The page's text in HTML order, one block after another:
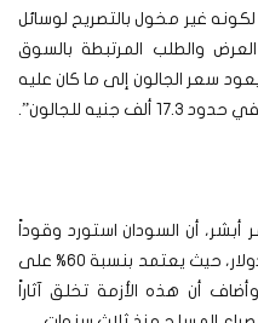
غير مخول بالتصريح لوسائل
العرض والطلب المرتبطة بالسوق
سعر الجالون إلى ما كان عليه
للجالون”.
أبشر، أن السودان استورد وقوداً
في عام 2025 بقيمة تفوق 1.2 مليار دولار، حيث يعتمد بنسبة 60% على
أن هذه الأزمة تخلق آثاراً